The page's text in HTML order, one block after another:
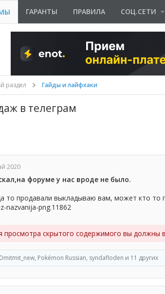
ГАРАНТЫ ПРАВИЛА СОЦ.СЕТИ
раздел Гайды и лайфхаки
в телеграм
2020
форуме у нас вроде не было.
то продавали выкладываю вам, может кто то
просмотра скрытого содержимого вы должны
Dmitmit_new, Pokémon Russian, syndafloden и 11 других